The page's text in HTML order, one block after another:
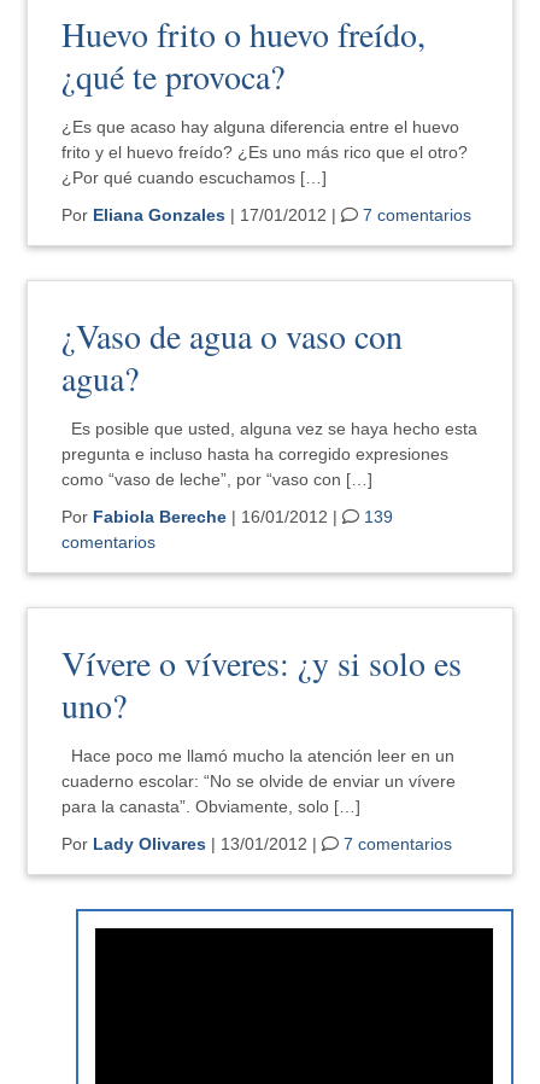
Huevo frito o huevo freído,
¿qué te provoca?
¿Es que acaso hay alguna diferencia entre el huevo
frito y el huevo freído? ¿Es uno más rico que el otro?
¿Por qué cuando escuchamos […]
Por Eliana Gonzales | 17/01/2012 | 7 comentarios
¿Vaso de agua o vaso con
agua?
Es posible que usted, alguna vez se haya hecho esta
pregunta e incluso hasta ha corregido expresiones
como “vaso de leche”, por “vaso con […]
Por Fabiola Bereche | 16/01/2012 |
139
comentarios
Vívere o víveres: ¿y si solo es
uno?
Hace poco me llamó mucho la atención leer en un
cuaderno escolar: “No se olvide de enviar un vívere
para la canasta”. Obviamente, solo […]
Por Lady Olivares | 13/01/2012 | 7 comentarios